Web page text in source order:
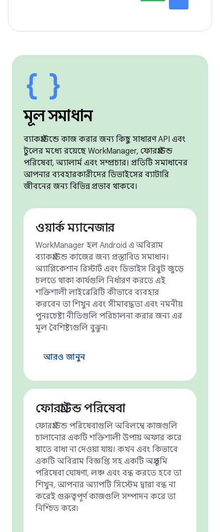
মূল সমাধান
ব্যাকগ্রাউন্ডে কাজ করার জন্য কিছু সাধারণ API এবং
টুলের মধ্যে রয়েছে WorkManager, ফোরগ্রাউন্ড
পরিষেবা, অ্যালার্ম এবং সম্প্রচার। প্রতিটি সমাধানের
আপনার ব্যবহারকারীদের ডিভাইসের ব্যাটারি
জীবনের জন্য বিভিন্ন প্রভাব থাকবে।
ওয়ার্ক ম্যানেজার
WorkManager হল Android এ অবিরাম
ব্যাকগ্রাউন্ড কাজের জন্য প্রস্তাবিত সমাধান।
অ্যাপ্লিকেশান রিস্টার্ট এবং ডিভাইস রিবুট জুড়ে
চলতে থাকা কার্যগুলি নির্ধারণ করতে এই
শক্তিশালী লাইব্রেরিটি কীভাবে ব্যবহার
করবেন তা শিখুন এবং সীমাবদ্ধতা এবং নমনীয়
পুনঃচেষ্টা নীতিগুলি পরিচালনা করার জন্য এর
মূল বৈশিষ্ট্যগুলি বুঝুন৷
আরও জানুন
ফোরগ্রাউন্ড পরিষেবা
ফোরগ্রাউন্ড পরিষেবাগুলি অবিলম্বে কাজগুলি
চালানোর একটি শক্তিশালী উপায় অফার করে
যাতে বাধা না দেওয়া যায়। কখন এবং কিভাবে
একটি অবিরাম বিজ্ঞপ্তি সহ একটি অগ্রভূমি
পরিষেবা ঘোষণা, লঞ্চ এবং বন্ধ করতে হবে তা
শিখুন, আপনার অ্যাপটি সিস্টেম দ্বারা বন্ধ না
করেই গুরুত্বপূর্ণ কাজগুলি সম্পাদন করে তা
নিশ্চিত করে৷